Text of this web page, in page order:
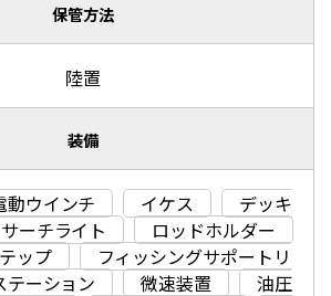
保管方法
陸置
装備
動ウインチ イケス
デッキ
サーチライト
ロッドホルダー
ップ
フィッシングサポートリ
テーション 微速装置
油圧